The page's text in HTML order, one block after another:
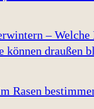
– Welche
können draußen